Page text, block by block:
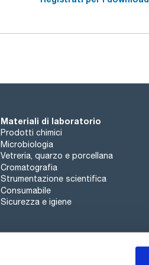
Materiali di laboratorio
Prodotti chimici
Microbiologia
Vetreria, quarzo e porcellana
Cromatografia
Strumentazione scientifica
Consumabile
Sicurezza e igiene